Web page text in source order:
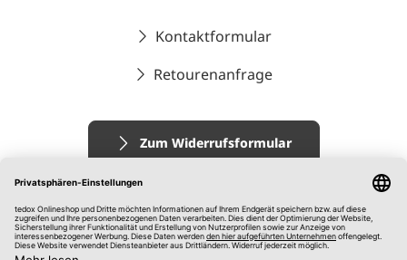
Kontaktformular
Retourenanfrage
Zum Widerrufsformular
Impressum
AGB